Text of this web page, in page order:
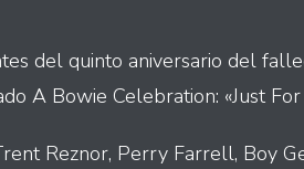
del quinto aniversario del
A Bowie Celebration: «Just For
Reznor, Perry Farrell, Boy